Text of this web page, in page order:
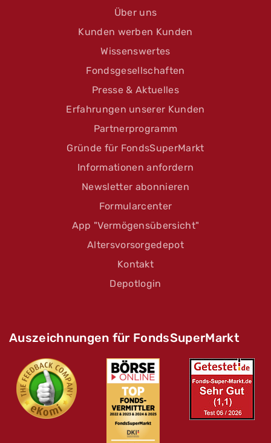
Über uns
Kunden werben Kunden
Wissenswertes
Fondsgesellschaften
Presse & Aktuelles
Erfahrungen unserer Kunden
Partnerprogramm
Gründe für FondsSuperMarkt
Informationen anfordern
Newsletter abonnieren
Formularcenter
App "Vermögensübersicht"
Altersvorsorgedepot
Kontakt
Depotlogin
Auszeichnungen für FondsSuperMarkt